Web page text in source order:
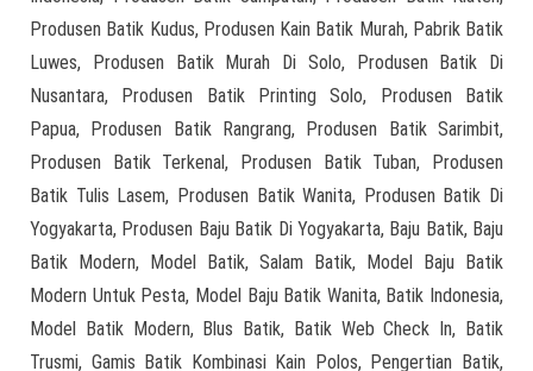
Produsen Batik Kudus, Produsen Kain Batik Murah, Pabrik Batik
Luwes, Produsen Batik Murah Di Solo, Produsen Batik Di
Nusantara, Produsen Batik Printing Solo, Produsen Batik
Papua, Produsen Batik Rangrang, Produsen Batik Sarimbit,
Produsen Batik Terkenal, Produsen Batik Tuban, Produsen
Batik Tulis Lasem, Produsen Batik Wanita, Produsen Batik Di
Yogyakarta, Produsen Baju Batik Di Yogyakarta, Baju Batik, Baju
Batik Modern, Model Batik, Salam Batik, Model Baju Batik
Modern Untuk Pesta, Model Baju Batik Wanita, Batik Indonesia,
Model Batik Modern, Blus Batik, Batik Web Check In, Batik
Trusmi, Gamis Batik Kombinasi Kain Polos, Pengertian Batik,